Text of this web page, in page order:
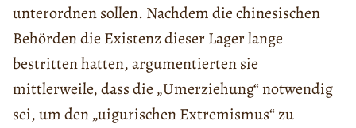
unterordnen sollen. Nachdem die chinesischen
Behörden die Existenz dieser Lager lange
bestritten hatten, argumentierten sie
mittlerweile, dass die „Umerziehung“ notwendig
sei, um den „uigurischen Extremismus“ zu